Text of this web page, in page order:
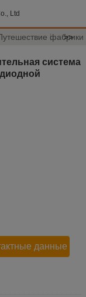
Ltd
фабрики
>>
система
данные